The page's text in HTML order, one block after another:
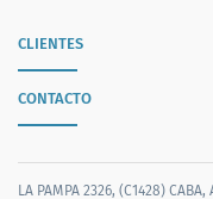
CLIENTES
CONTACTO
LA PAMPA 2326, (C1428)